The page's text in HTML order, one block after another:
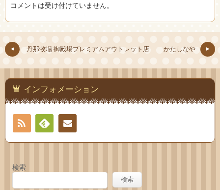
コメントは受け付けていません。
丹那牧場 御殿場プレミアムアウトレット店 かたしなや
インフォメーション
RSS
Feedlyお問
検索
検索